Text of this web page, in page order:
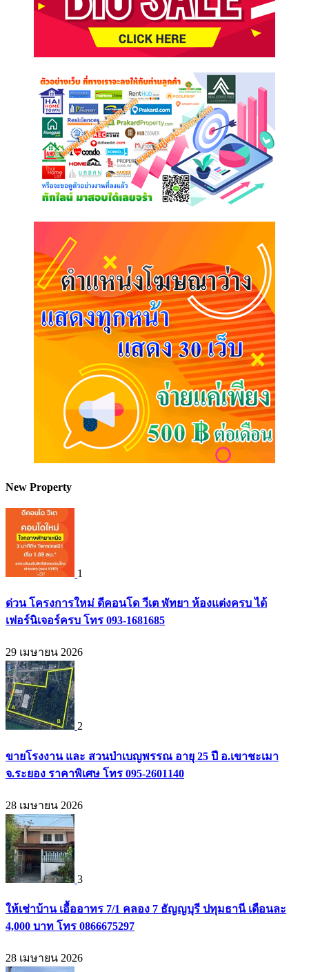
New Property
1
ด่วน โครงการใหม่ ดีคอนโด วีเต พัทยา ห้องแต่งครบ ได้
เฟอร์นิเจอร์ครบ โทร 093-1681685
29 เมษายน 2026
2
ขายโรงงาน และ สวนป่าเบญพรรณ อายุ 25 ปี อ.เขาชะเมา
จ.ระยอง ราคาพิเศษ โทร 095-2601140
28 เมษายน 2026
3
ให้เช่าบ้าน เอื้ออาทร 7/1 คลอง 7 ธัญญบุรี ปทุมธานี เดือนละ
4,000 บาท โทร 0866675297
28 เมษายน 2026